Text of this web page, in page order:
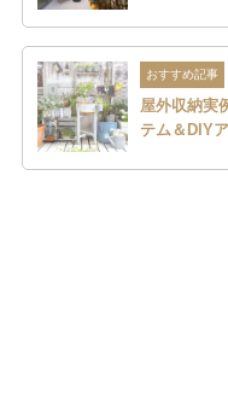
おすすめ記事
屋外収納実
テム＆DIY